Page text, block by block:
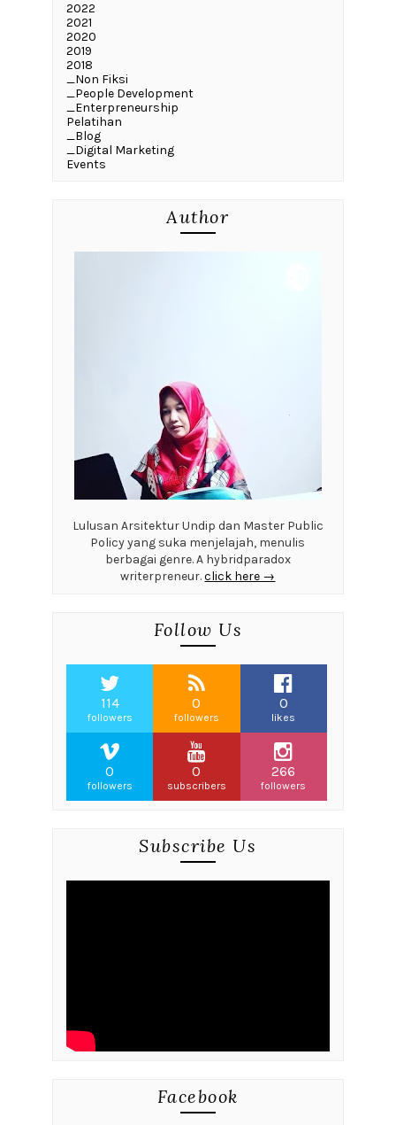
2022
2021
2020
2019
2018
_Non Fiksi
_People Development
_Enterpreneurship
Pelatihan
_Blog
_Digital Marketing
Events
Author
Lulusan Arsitektur Undip dan Master Public
Policy yang suka menjelajah, menulis
berbagai genre. A hybridparadox
writerpreneur.click here →
Follow Us
114
followers
0
followers
0
likes
0
followers
0
subscribers
266
followers
Subscribe Us
Facebook